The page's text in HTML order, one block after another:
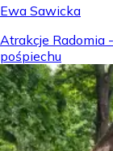
Ewa Sawicka
Atrakcje Radomia
pośpiechu